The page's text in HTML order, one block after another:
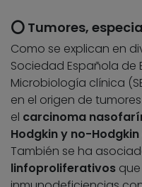
⭕ Tumores,
Como se explican en
Sociedad Española de
Microbiología clínica
en el origen de
el carcinoma
Hodgkin y no-Hodgkin
También se ha
linfoproliferativos